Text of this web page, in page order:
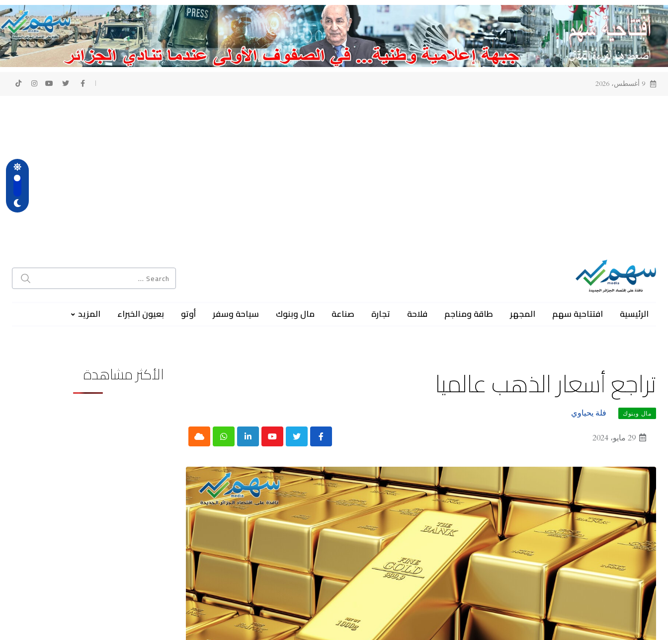
Skip
to
content
9 أغسطس، 2026
الرئيسية افتتاحية سهم المجهر طاقة ومناجم فلاحة تجارة صناعة مال وبنوك سياحة وسفر أوتو بعيون الخبراء المزيد
تراجع أسعار الذهب عالميا
مال وبنوك فلة يحياوي
29 مايو، 2024 Youtube
LinkedIn
Whatsapp
Cloud
الأكثر مشاهدة